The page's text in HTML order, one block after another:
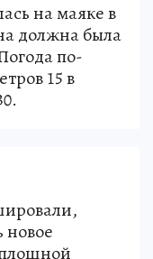
на маяке в
должна была
по-
15 в